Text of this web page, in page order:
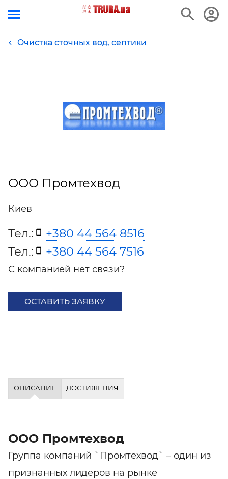
Очистка сточных вод, септики
ООО Промтехвод
Киев
Тел.:
+380 44 564 8516
Тел.:
+380 44 564 7516
С компанией нет связи?
ОСТАВИТЬ ЗАЯВКУ
ОПИСАНИЕ ДОСТИЖЕНИЯ
ООО Промтехвод
Группа компаний `Промтехвод` – один из
признанных лидеров на рынке